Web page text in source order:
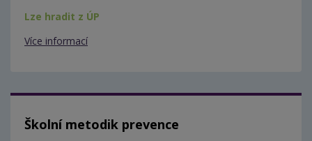
Lze hradit z ÚP
Více informací
Školní metodik prevence